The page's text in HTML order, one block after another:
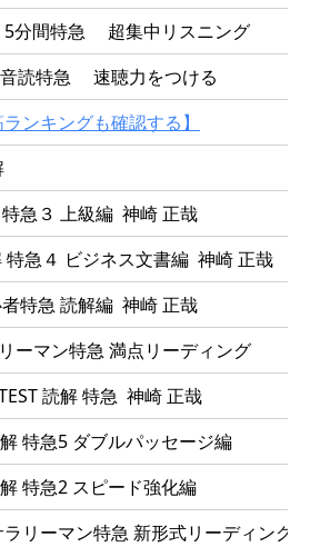
5分間特急 超集中リスニング
読特急 速聴力をつける
ンキングも確認する】
特急３ 上級編 神崎 正哉
特急４ ビジネス文書編 神崎 正哉
者特急 読解編 神崎 正哉
ーマン特急 満点リーディング
読解 特急 神崎 正哉
特急5 ダブルパッセージ編
特急2 スピード強化編
ラリーマン特急 新形式リーディング